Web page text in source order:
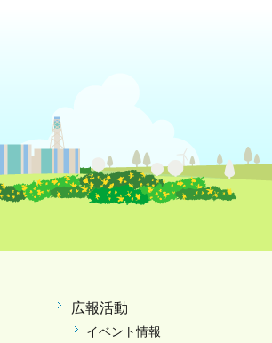
広報活動
イベント情報